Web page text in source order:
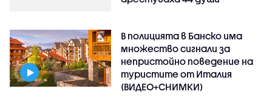
В полицията в Банско има
множество сигнали за
непристойно поведение на
туристите от Италия
(ВИДЕО+СНИМКИ)